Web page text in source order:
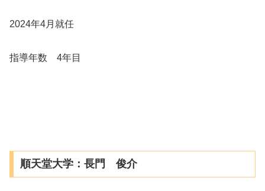
2024年4月就任
指導年数 4年目
順天堂大学：長門 俊介